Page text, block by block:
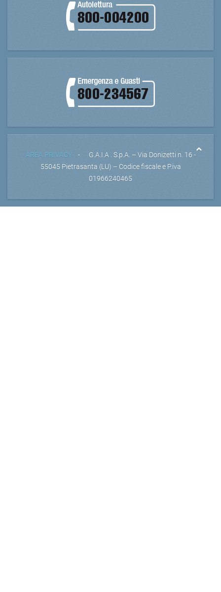
AREA PRIVACY- G.A.I.A . S.p.A. – Via Donizetti n. 16 -
55045 Pietrasanta (LU) – Codice fiscale e P.iva
01966240465